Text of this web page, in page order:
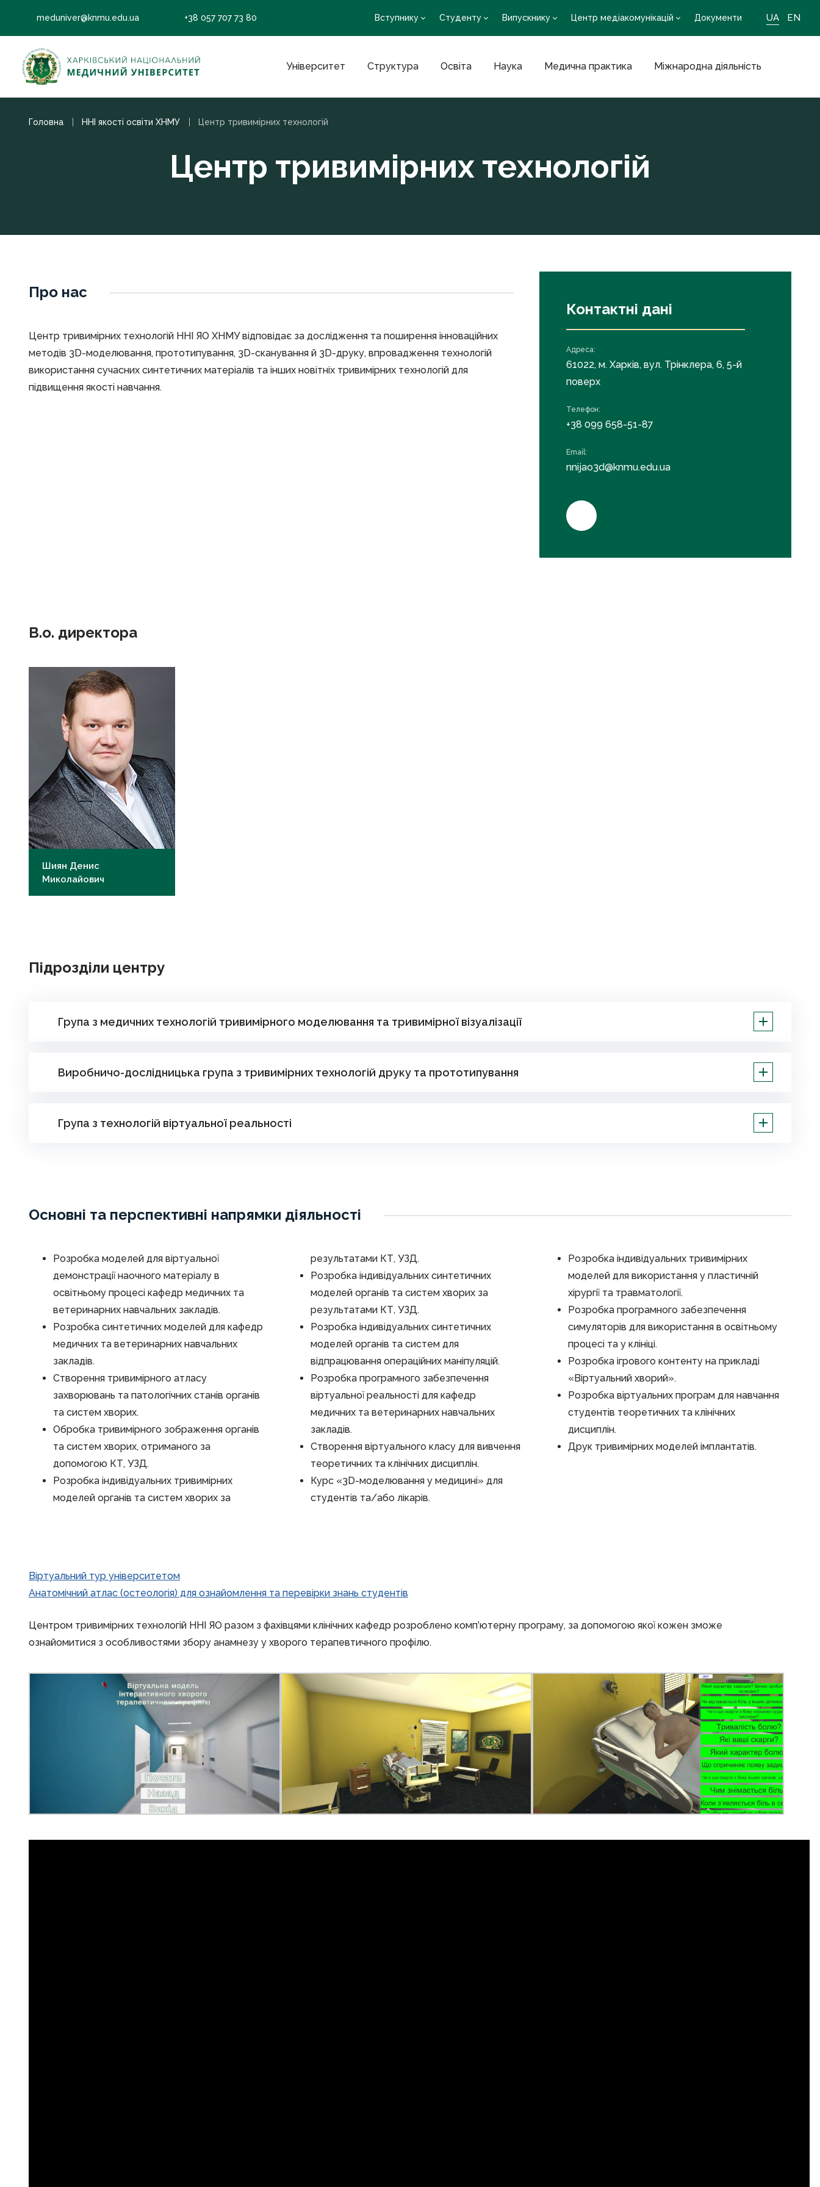
meduniver@knmu.edu.ua +38 057 707 73 80 Вступнику Студенту Випускнику Центр медіакомунікацій Документи UA EN
Університет Структура Освіта Наука Медична практика Міжнародна діяльність
Головна ННІ якості освіти ХНМУ Центр тривимірних технологій
Центр тривимірних технологій
Про нас
Центр тривимірних технологій ННІ ЯО ХНМУ відповідає за дослідження та поширення інноваційних
методів 3D-моделювання, прототипування, 3D-сканування й 3D-друку, впровадження технологій
використання сучасних синтетичних матеріалів та інших новітніх тривимірних технологій для
підвищення якості навчання.
Контактні дані
Адреса:
61022, м. Харків, вул. Трінклера, 6, 5-й
поверх
Телефон:
+38 099 658-51-87
Email:
nnijao3d@knmu.edu.ua
В.о. директора
Шиян Денис
Миколайович
Підрозділи центру
Група з медичних технологій тривимірного моделювання та тривимірної візуалізації
Виробничо-дослідницька група з тривимірних технологій друку та прототипування
Група з технологій віртуальної реальності
Основні та перспективні напрямки діяльності
Розробка моделей для віртуальної
демонстрації наочного матеріалу в
освітньому процесі кафедр медичних та
ветеринарних навчальних закладів.
Розробка синтетичних моделей для кафедр
медичних та ветеринарних навчальних
закладів.
Створення тривимірного атласу
захворювань та патологічних станів органів
та систем хворих.
Обробка тривимірного зображення органів
та систем хворих, отриманого за
допомогою КТ, УЗД.
Розробка індивідуальних тривимірних
моделей органів та систем хворих за
результатами КТ, УЗД.
Розробка індивідуальних синтетичних
моделей органів та систем хворих за
результатами КТ, УЗД.
Розробка індивідуальних синтетичних
моделей органів та систем для
відпрацювання операційних маніпуляцій.
Розробка програмного забезпечення
віртуальної реальності для кафедр
медичних та ветеринарних навчальних
закладів.
Створення віртуального класу для вивчення
теоретичних та клінічних дисциплін.
Курс «3D-моделювання у медицині» для
студентів та/або лікарів.
Розробка індивідуальних тривимірних
моделей для використання у пластичній
хірургії та травматології.
Розробка програмного забезпечення
симуляторів для використання в освітньому
процесі та у клініці.
Розробка ігрового контенту на прикладі
«Віртуальний хворий».
Розробка віртуальних програм для навчання
студентів теоретичних та клінічних
дисциплін.
Друк тривимірних моделей імплантатів.
Віртуальний тур університетом
Анатомічний атлас (остеологія) для ознайомлення та перевірки знань студентів
Центром тривимірних технологій ННІ ЯО разом з фахівцями клінічних кафедр розроблено комп’ютерну програму, за допомогою якої кожен зможе
ознайомитися з особливостями збору анамнезу у хворого терапевтичного профілю.